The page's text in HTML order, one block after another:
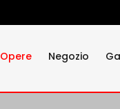
Opere Negozio